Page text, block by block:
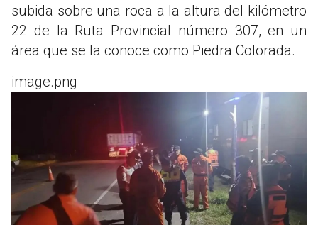
subida sobre una roca a la altura del kilómetro
22 de la Ruta Provincial número 307, en un
área que se la conoce como Piedra Colorada.
image.png